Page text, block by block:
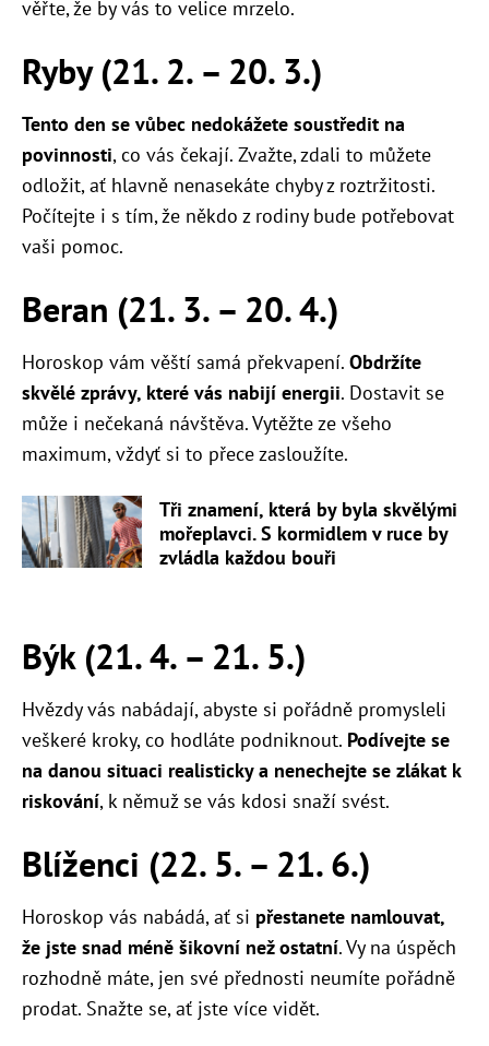
věřte, že by vás to velice mrzelo.
Ryby (21. 2. – 20. 3.)
Tento den se vůbec nedokážete soustředit na
povinnosti, co vás čekají. Zvažte, zdali to můžete
odložit, ať hlavně nenasekáte chyby z roztržitosti.
Počítejte i s tím, že někdo z rodiny bude potřebovat
vaši pomoc.
Beran (21. 3. – 20. 4.)
Horoskop vám věští samá překvapení. Obdržíte
skvělé zprávy, které vás nabijí energii. Dostavit se
může i nečekaná návštěva. Vytěžte ze všeho
maximum, vždyť si to přece zasloužíte.
Tři znamení, která by byla skvělými
mořeplavci. S kormidlem v ruce by
zvládla každou bouři
Býk (21. 4. – 21. 5.)
Hvězdy vás nabádají, abyste si pořádně promysleli
veškeré kroky, co hodláte podniknout. Podívejte se
na danou situaci realisticky a nenechejte se zlákat k
riskování, k němuž se vás kdosi snaží svést.
Blíženci (22. 5. – 21. 6.)
Horoskop vás nabádá, ať si přestanete namlouvat,
že jste snad méně šikovní než ostatní. Vy na úspěch
rozhodně máte, jen své přednosti neumíte pořádně
prodat. Snažte se, ať jste více vidět.